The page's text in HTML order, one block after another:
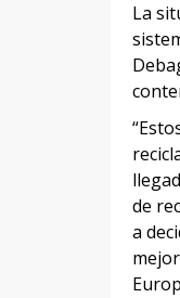
La
de
a